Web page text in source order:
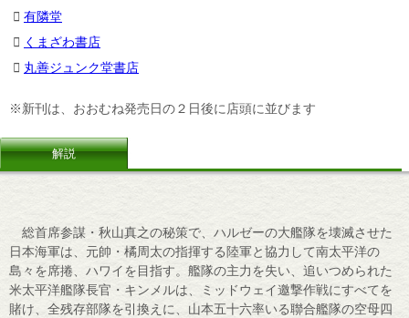
有隣堂
くまざわ書店
丸善ジュンク堂書店
※新刊は、おおむね発売日の２日後に店頭に並びます
解説
総首席参謀・秋山真之の秘策で、ハルゼーの大艦隊を壊滅させた
日本海軍は、元帥・橘周太の指揮する陸軍と協力して南太平洋の
島々を席捲、ハワイを目指す。艦隊の主力を失い、追いつめられた
米太平洋艦隊長官・キンメルは、ミッドウェイ邀撃作戦にすべてを
賭け、全残存部隊を引換えに、山本五十六率いる聯合艦隊の空母四